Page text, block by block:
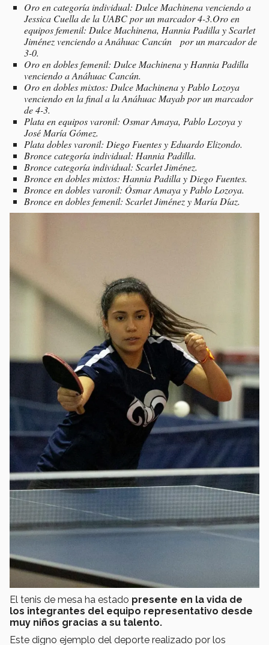
Oro en categoría individual: Dulce Machinena venciendo a
Jessica Cuella de la UABC por un marcador 4-3.Oro en
equipos femenil: Dulce Machinena, Hannia Padilla y Scarlet
Jiménez venciendo a Anáhuac Cancún por un marcador de
3-0.
Oro en dobles femenil: Dulce Machinena y Hannia Padilla
venciendo a Anáhuac Cancún.
Oro en dobles mixtos: Dulce Machinena y Pablo Lozoya
venciendo en la final a la Anáhuac Mayab por un marcador
de 4-3.
Plata en equipos varonil: Osmar Amaya, Pablo Lozoya y
José María Gómez.
Plata dobles varonil: Diego Fuentes y Eduardo Elizondo.
Bronce categoría individual: Hannia Padilla.
Bronce categoría individual: Scarlet Jiménez.
Bronce en dobles mixtos: Hannia Padilla y Diego Fuentes.
Bronce en dobles varonil: Ósmar Amaya y Pablo Lozoya.
Bronce en dobles femenil: Scarlet Jiménez y María Díaz.
El tenis de mesa ha estado presente en la vida de
los integrantes del equipo representativo desde
muy niños gracias a su talento.
Este digno ejemplo del deporte realizado por los